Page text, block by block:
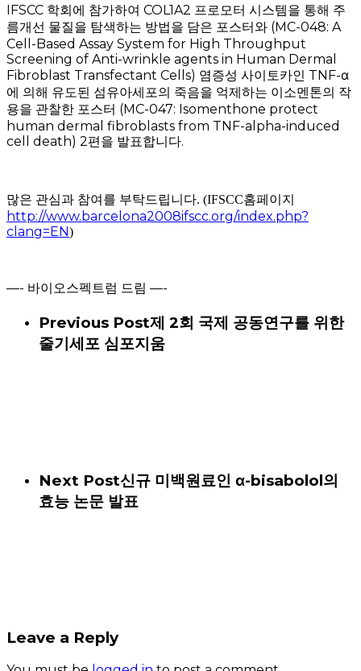
IFSCC 학회에 참가하여 COL1A2 프로모터 시스템을 통해 주
름개선 물질을 탐색하는 방법을 담은 포스터와 (MC-048: A
Cell-Based Assay System for High Throughput
Screening of Anti-wrinkle agents in Human Dermal
Fibroblast Transfectant Cells) 염증성 사이토카인 TNF-α
에 의해 유도된 섬유아세포의 죽음을 억제하는 이소멘톤의 작
용을 관찰한 포스터 (MC-047: Isomenthone protect
human dermal fibroblasts from TNF-alpha-induced
cell death) 2편을 발표합니다.
많은 관심과 참여를 부탁드립니다. (IFSCC홈페이지
http://www.barcelona2008ifscc.org/index.php?
clang=EN)
—- 바이오스펙트럼 드림 —-
Previous Post제 2회 국제 공동연구를 위한
줄기세포 심포지움
Next Post신규 미백원료인 α-bisabolol의
효능 논문 발표
Leave a Reply